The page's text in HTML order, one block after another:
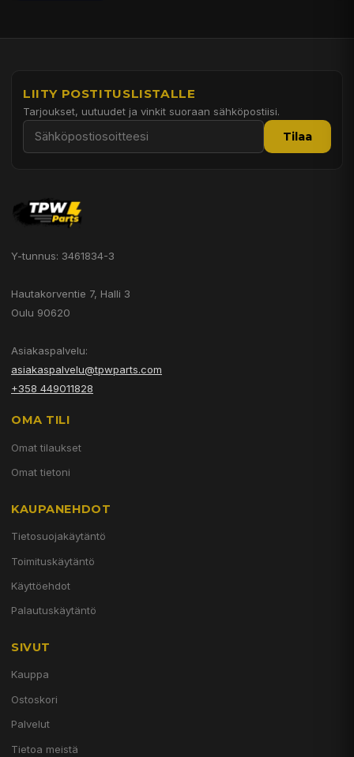
LIITY POSTITUSLISTALLE
Tarjoukset, uutuudet ja vinkit suoraan sähköpostiisi.
Tilaa
Y-tunnus: 3461834-3
Hautakorventie 7, Halli 3
Oulu 90620
Asiakaspalvelu:
asiakaspalvelu@tpwparts.com
+358 449011828
OMA TILI
Omat tilaukset
Omat tietoni
KAUPANEHDOT
Tietosuojakäytäntö
Toimituskäytäntö
Käyttöehdot
Palautuskäytäntö
SIVUT
Kauppa
Ostoskori
Palvelut
Tietoa meistä